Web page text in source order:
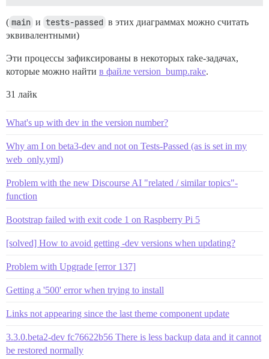
( main и tests-passed в этих диаграммах можно считать
эквивалентными)
Эти процессы зафиксированы в некоторых rake-задачах,
которые можно найти в файле version_bump.rake.
31 лайк
What's up with dev in the version number?
Why am I on beta3-dev and not on Tests-Passed (as is set in my
web_only.yml)
Problem with the new Discourse AI "related / similar topics"-
function
Bootstrap failed with exit code 1 on Raspberry Pi 5
[solved] How to avoid getting -dev versions when updating?
Problem with Upgrade [error 137]
Getting a '500' error when trying to install
Links not appearing since the last theme component update
3.3.0.beta2-dev fc76622b56 There is less backup data and it cannot
be restored normally